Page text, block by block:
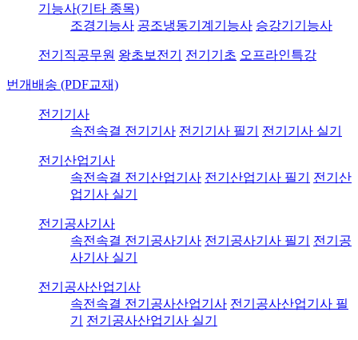
기능사(기타 종목)
조경기능사 공조냉동기계기능사 승강기기능사
전기직공무원 왕초보전기 전기기초 오프라인특강
번개배송 (PDF교재)
전기기사
속전속결 전기기사 전기기사 필기 전기기사 실기
전기산업기사
속전속결 전기산업기사 전기산업기사 필기
전기산
업기사 실기
전기공사기사
속전속결 전기공사기사 전기공사기사 필기
전기공
사기사 실기
전기공사산업기사
속전속결 전기공사산업기사 전기공사산업기사 필
기
전기공사산업기사 실기